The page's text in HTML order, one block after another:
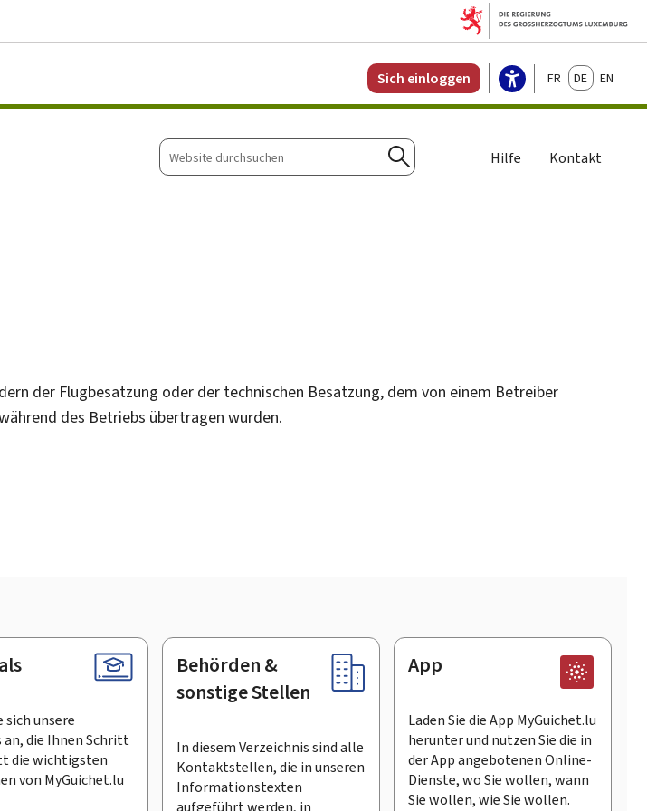
Sich einloggen FrançaisDeutschEnglish
Website
durchsuchen
Suchen
Hilfe Kontakt
der Flugbesatzung oder der technischen Besatzung, dem von einem Betreiber
des Betriebs übertragen wurden.
sich unsere
die Ihnen Schritt
die wichtigsten
von MyGuichet.lu
Behörden &
sonstige Stellen
In diesem Verzeichnis sind alle
Kontaktstellen, die in unseren
Informationstexten
aufgeführt werden, in
App
Laden Sie die App MyGuichet.lu
herunter und nutzen Sie die in
der App angebotenen Online-
Dienste, wo Sie wollen, wann
Sie wollen, wie Sie wollen.